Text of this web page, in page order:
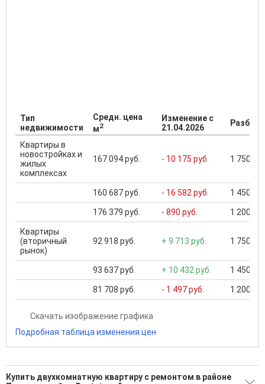
Тип
недвижимости
Средн. цена
м2
Изменение с
21.04.2026
Квартиры в
новостройках и
жилых
комплексах
167 094 руб. - 10 175 руб. 1 750
160 687 руб. - 16 582 руб. 1 450
176 379 руб. - 890 руб. 1 200
Квартиры
(вторичный
рынок)
92 918 руб. + 9 713 руб. 1 750
93 637 руб. + 10 432 руб. 1 450
81 708 руб. - 1 497 руб. 1 200
Скачать изображение графика
Подробная таблица изменения цен
Купить двухкомнатную квартиру с ремонтом в районе